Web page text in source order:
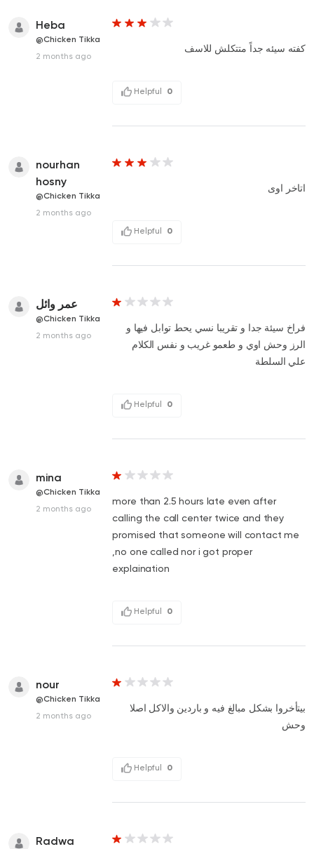
Heba
@Chicken Tikka
2 months ago
كفته سيئه جداً متتكلش للاسف
Helpful 0
nourhan
hosny
@Chicken Tikka
2 months ago
اتاخر اوى
Helpful 0
عمر وائل
@Chicken Tikka
2 months ago
فراخ سيئة جدا و تقريبا نسي يحط توابل فيها و
الرز وحش اوي و طعمو غريب و نفس الكلام
علي السلطة
Helpful 0
mina
@Chicken Tikka
2 months ago
more than 2.5 hours late even after
calling the call center twice and they
promised that someone will contact me
,no one called nor i got proper
explaination
Helpful 0
nour
@Chicken Tikka
2 months ago
بيتأخروا بشكل مبالغ فيه و باردين والاكل اصلا
وحش
Helpful 0
Radwa